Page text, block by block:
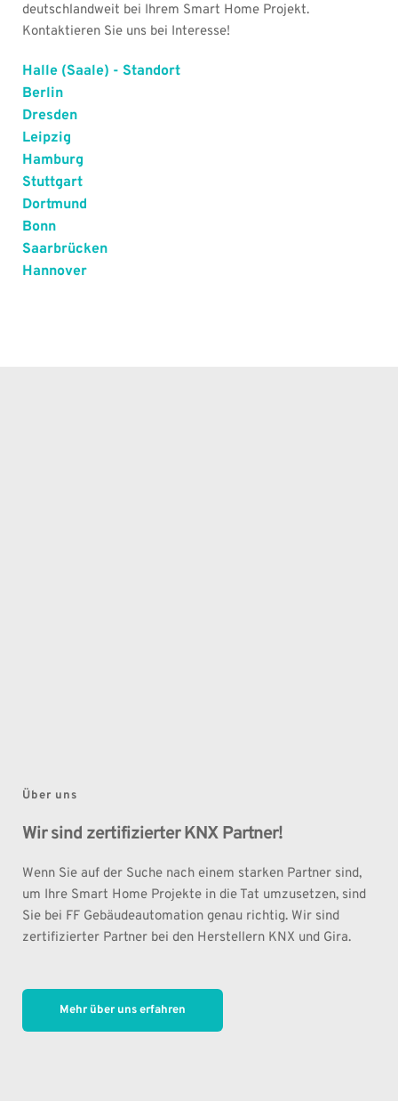
deutschlandweit bei Ihrem Smart Home Projekt.
Kontaktieren Sie uns bei Interesse!
Halle (Saale) - Standort
Berlin
Dresden
Leipzig
Hamburg
Stuttgart
Dortmund
Bonn
Saarbrücken
Hannover
Über uns
Wir sind zertifizierter KNX Partner!
Wenn Sie auf der Suche nach einem starken Partner sind,
um Ihre Smart Home Projekte in die Tat umzusetzen, sind
Sie bei FF Gebäudeautomation genau richtig. Wir sind
zertifizierter Partner bei den Herstellern KNX und Gira.
Mehr über uns erfahren